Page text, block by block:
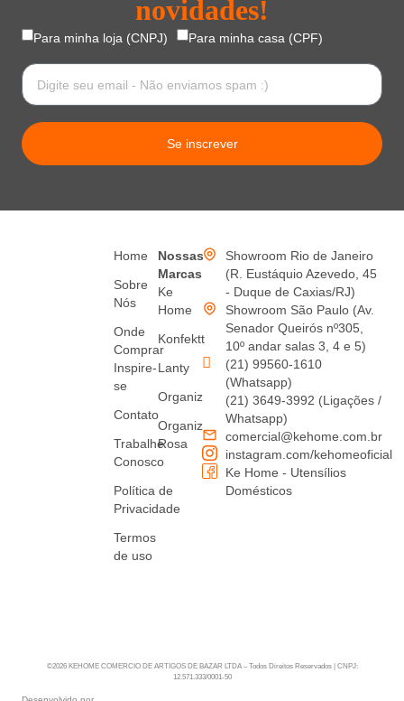
novidades!
Para minha loja (CNPJ) Para minha casa (CPF)
Se inscrever
Home
Sobre
Nós
Onde
Comprar
Inspire-
se
Contato
Trabalhe
Conosco
Política de
Privacidade
Termos
de uso
Nossas
Marcas
Ke
Home
Konfektt
Lanty
Organiz
Organiz
Rosa
Showroom Rio de Janeiro
(R. Eustáquio Azevedo, 45
- Duque de Caxias/RJ)
Showroom São Paulo (Av.
Senador Queirós nº305,
10º andar salas 3, 4 e 5)
(21) 99560-1610
(Whatsapp)
(21) 3649-3992 (Ligações /
Whatsapp)
comercial@kehome.com.br
instagram.com/kehomeoficial
Ke Home - Utensílios
Domésticos
©2026 KEHOME COMERCIO DE ARTIGOS DE BAZAR LTDA – Todos Direitos Reservados | CNPJ:
12.571.333/0001-50